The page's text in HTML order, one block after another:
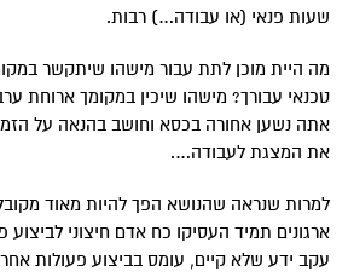
שעות פנאי (או עבודה…) רבות.
מה היית מוכן לתת עבור מישהו שיתקשר
טכנאי עבורך? מישהו שיכין במקומך ארוחת
אתה נשען אחורה בכסא וחושב בהנאה על הזמן
את המצגת לעבודה….
למרות שנראה שהנושא הפך להיות מאוד
ארגונים תמיד העסיקו כח אדם חיצוני
עקב ידע שלא קיים, עומס בביצוע פעולות